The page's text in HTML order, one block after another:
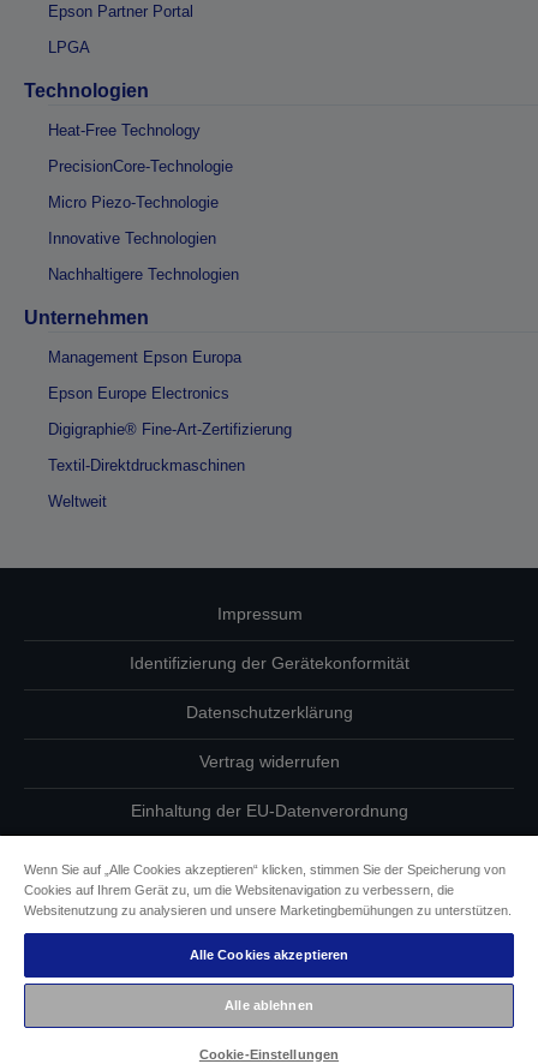
Epson Partner Portal
LPGA
Technologien
Heat-Free Technology
PrecisionCore-Technologie
Micro Piezo-Technologie
Innovative Technologien
Nachhaltigere Technologien
Unternehmen
Management Epson Europa
Epson Europe Electronics
Digigraphie® Fine-Art-Zertifizierung
Textil-Direktdruckmaschinen
Weltweit
Impressum
Identifizierung der Gerätekonformität
Datenschutzerklärung
Vertrag widerrufen
Einhaltung der EU-Datenverordnung
Informationen zu Cookies
Epson Engagement für Barrierefreiheit
Copyright © 2026 Seiko Epson
Wenn Sie auf „Alle Cookies akzeptieren“ klicken, stimmen Sie der Speicherung von
Cookies auf Ihrem Gerät zu, um die Websitenavigation zu verbessern, die
Websitenutzung zu analysieren und unsere Marketingbemühungen zu unterstützen.
Alle Cookies akzeptieren
Alle ablehnen
Cookie-Einstellungen